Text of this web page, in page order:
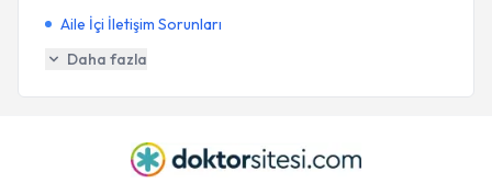
Aile İçi İletişim Sorunları
Daha fazla